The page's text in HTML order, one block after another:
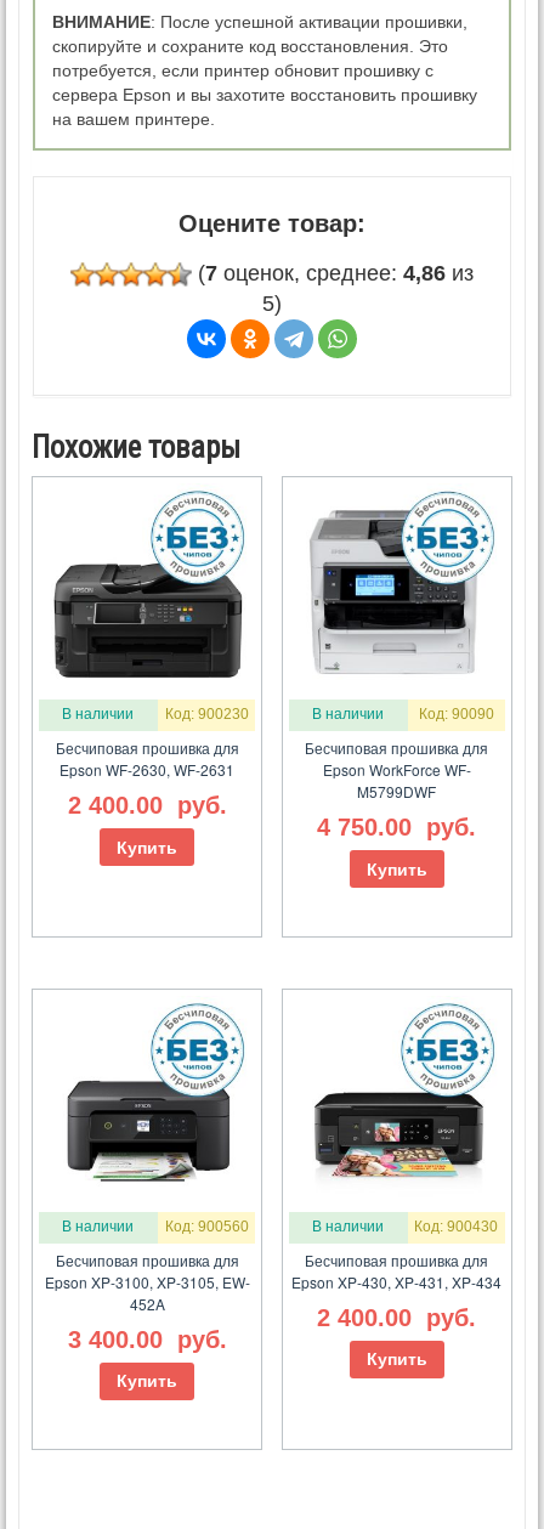
ВНИМАНИЕ: После успешной активации прошивки,
скопируйте и сохраните код восстановления. Это
потребуется, если принтер обновит прошивку с
сервера Epson и вы захотите восстановить прошивку
на вашем принтере.
Оцените товар:
(7 оценок, среднее: 4,86 из
5)
Похожие товары
В наличии Код: 900230
Бесчиповая прошивка для
Epson WF-2630, WF-2631
2 400.00 руб.
Купить
В наличии Код: 90090
Бесчиповая прошивка для
Epson WorkForce WF-
M5799DWF
4 750.00 руб.
Купить
В наличии Код: 900560
Бесчиповая прошивка для
Epson XP-3100, XP-3105, EW-
452A
3 400.00 руб.
Купить
В наличии Код: 900430
Бесчиповая прошивка для
Epson XP-430, XP-431, XP-434
2 400.00 руб.
Купить